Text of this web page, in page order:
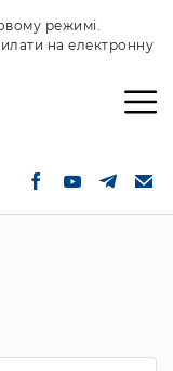
режимі.
на електронну